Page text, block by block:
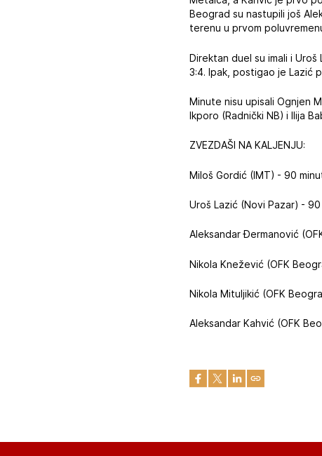
Beograd su nastupili još
terenu u prvom
Direktan duel su imali i
3:4. Ipak, postigao je Lazić
Minute nisu upisali Ognjen
Ikporo (Radnički NB) i Ilija
ZVEZDAŠI NA KALJENJU:
Miloš Gordić (IMT) - 90
Uroš Lazić (Novi Pazar) -
Aleksandar Đermanović
Nikola Knežević (OFK
Nikola Mituljikić (OFK
Aleksandar Kahvić (OFK